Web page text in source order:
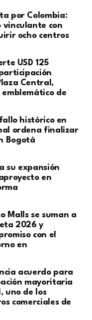
por Colombia:
vinculante con
ocho centros
USD 125
Central,
de
histórico en
ordena finalizar
Bogotá
su expansión
en
Malls se suman a
2026 y
con el
en
acuerdo para
mayoritaria
uno de los
comerciales de